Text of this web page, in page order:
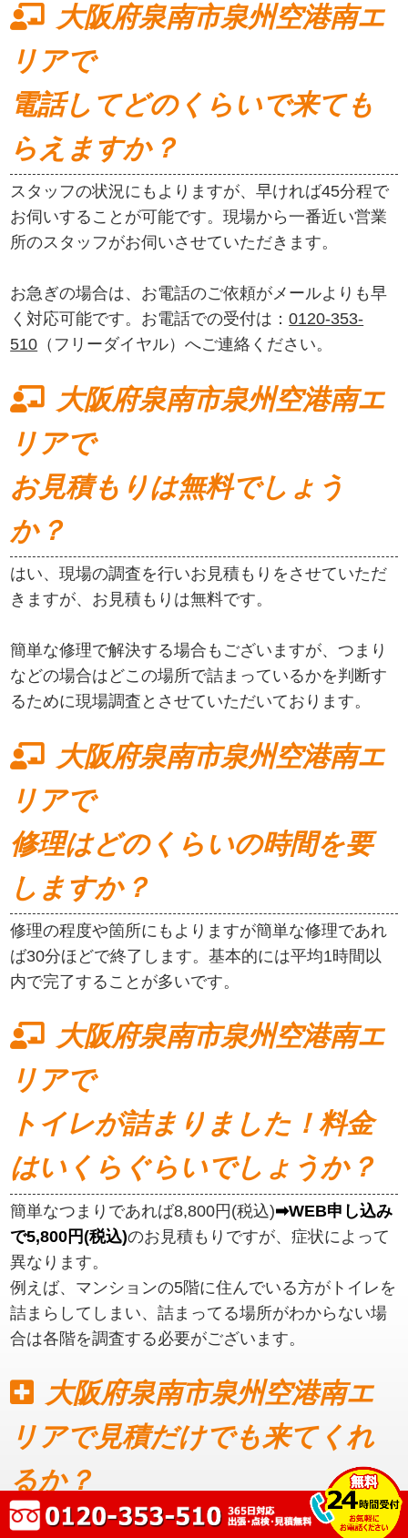
大阪府泉南市泉州空港南エ
リアで
電話してどのくらいで来ても
らえますか？
スタッフの状況にもよりますが、早ければ45分程で
お伺いすることが可能です。現場から一番近い営業
所のスタッフがお伺いさせていただきます。
お急ぎの場合は、お電話のご依頼がメールよりも早
く対応可能です。お電話での受付は：0120-353-
510 （フリーダイヤル）へご連絡ください。
大阪府泉南市泉州空港南エ
リアで
お見積もりは無料でしょう
か？
はい、現場の調査を行いお見積もりをさせていただ
きますが、お見積もりは無料です。
簡単な修理で解決する場合もございますが、つまり
などの場合はどこの場所で詰まっているかを判断す
るために現場調査とさせていただいております。
大阪府泉南市泉州空港南エ
リアで
修理はどのくらいの時間を要
しますか？
修理の程度や箇所にもよりますが簡単な修理であれ
ば30分ほどで終了します。基本的には平均1時間以
内で完了することが多いです。
大阪府泉南市泉州空港南エ
リアで
トイレが詰まりました！料金
はいくらぐらいでしょうか？
簡単なつまりであれば8,800円(税込)➡WEB申し込み
で5,800円(税込)のお見積もりですが、症状によって
異なります。
例えば、マンションの5階に住んでいる方がトイレを
詰まらしてしまい、詰まってる場所がわからない場
合は各階を調査する必要がございます。
大阪府泉南市泉州空港南エ
リアで見積だけでも来てくれ
るか？
見積もりだけでも可能です。